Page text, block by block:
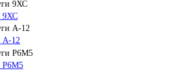
9ХС
А-12
Р6М5